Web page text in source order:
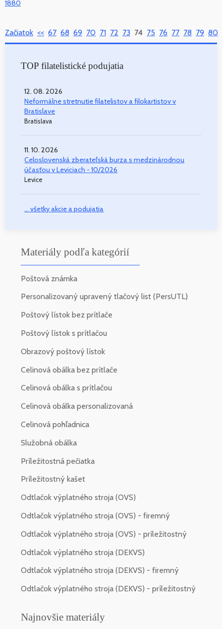
1880
Začiatok << 67 68 69 70 71 72 73 74 75 76 77 78 79 80
TOP filatelistické podujatia
12. 08. 2026
Neformálne stretnutie filatelistov a filokartistov v
Bratislave
Bratislava
11. 10. 2026
Celoslovenská zberateľská burza s medzinárodnou
účasťou v Leviciach - 10/2026
Levice
... všetky akcie a podujatia
Materiály podľa kategórií
Poštová známka
Personalizovaný upravený tlačový list (PersUTL)
Poštový lístok bez prítlače
Poštový lístok s prítlačou
Obrazový poštový lístok
Celinová obálka bez prítlače
Celinová obálka s prítlačou
Celinová obálka personalizovaná
Celinová pohľadnica
Služobná obálka
Príležitostná pečiatka
Príležitostný kašet
Odtlačok výplatného stroja (OVS)
Odtlačok výplatného stroja (OVS) - firemný
Odtlačok výplatného stroja (OVS) - príležitostný
Odtlačok výplatného stroja (DEKVS)
Odtlačok výplatného stroja (DEKVS) - firemný
Odtlačok výplatného stroja (DEKVS) - príležitostný
Najnovšie materiály